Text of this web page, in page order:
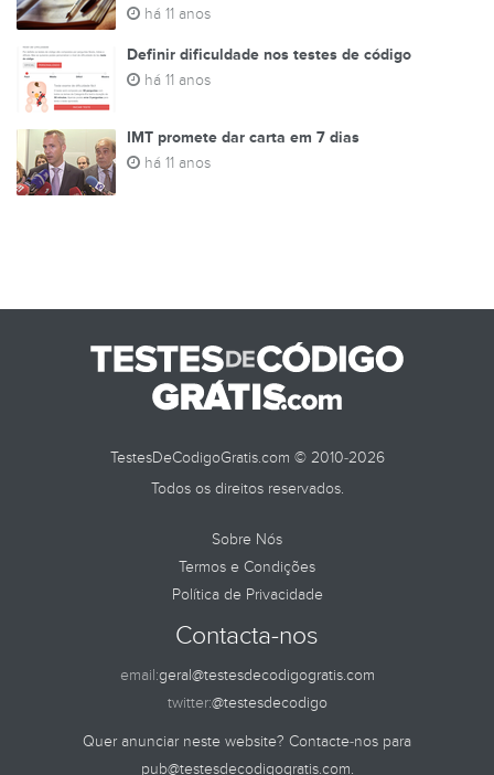
TESTES DE
há 11 anos
Definir dificuldade nos testes de código
há 11 anos
IMT promete dar carta em 7 dias
há 11 anos
TestesDeCodigoGratis.com © 2010-2026
Todos os direitos reservados.
Sobre Nós
Termos e Condições
Política de Privacidade
Contacta-nos
email:geral@testesdecodigogratis.com
twitter:@testesdecodigo
Quer anunciar neste website? Contacte-nos para
pub@testesdecodigogratis.com.